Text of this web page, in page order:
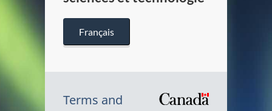
Français
Terms and